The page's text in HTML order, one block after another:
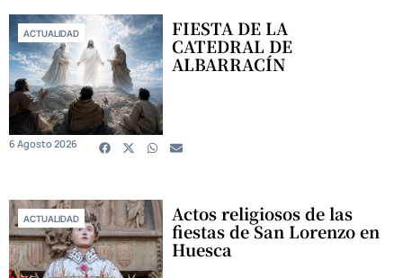
ACTUALIDAD FIESTA DE LA
CATEDRAL DE
ALBARRACÍN
6 Agosto 2026
ACTUALIDAD Actos religiosos de las
fiestas de San Lorenzo en
Huesca